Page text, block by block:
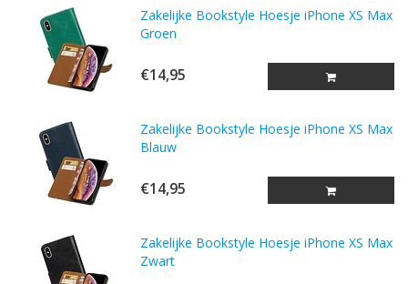
Zakelijke Bookstyle Hoesje iPhone XS Max
Groen
€14,95
Zakelijke Bookstyle Hoesje iPhone XS Max
Blauw
€14,95
Zakelijke Bookstyle Hoesje iPhone XS Max
Zwart